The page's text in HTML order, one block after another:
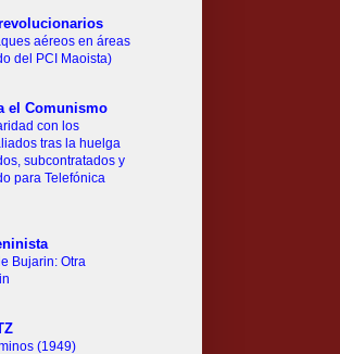
aéreos en áreas
del PCI Maoista)
el Comunismo
con los
tras la huelga
subcontratados y
para Telefónica
Bujarin: Otra
(1949)